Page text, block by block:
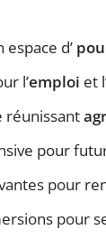
d’
l’emploi et
réunissant
pour
pour
pour